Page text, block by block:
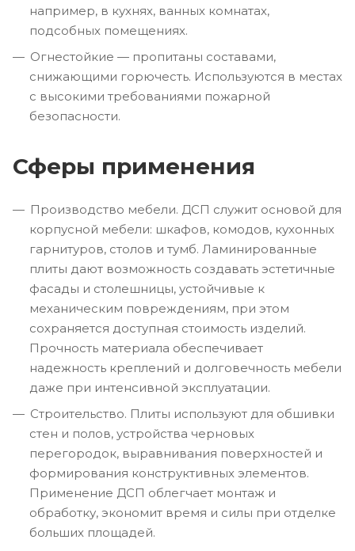
например, в кухнях, ванных комнатах,
подсобных помещениях.
Огнестойкие — пропитаны составами,
снижающими горючесть. Используются в местах
с высокими требованиями пожарной
безопасности.
Сферы применения
Производство мебели. ДСП служит основой для
корпусной мебели: шкафов, комодов, кухонных
гарнитуров, столов и тумб. Ламинированные
плиты дают возможность создавать эстетичные
фасады и столешницы, устойчивые к
механическим повреждениям, при этом
сохраняется доступная стоимость изделий.
Прочность материала обеспечивает
надежность креплений и долговечность мебели
даже при интенсивной эксплуатации.
Строительство. Плиты используют для обшивки
стен и полов, устройства черновых
перегородок, выравнивания поверхностей и
формирования конструктивных элементов.
Применение ДСП облегчает монтаж и
обработку, экономит время и силы при отделке
больших площадей.